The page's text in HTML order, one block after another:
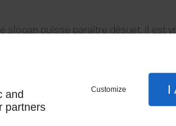
slogan puisse paraître désuet, il est
and
partners
Customize I